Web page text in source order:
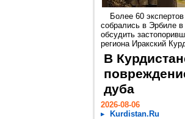
Более 60
собрались в Эрбиле в
обсудить
региона Иракский
В
дуба
2026-08-06
Kurdistan.Ru